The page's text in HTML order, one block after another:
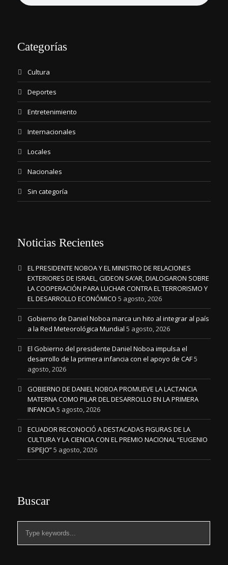
Categorías
Cultura
Deportes
Entretenimiento
Internacionales
Locales
Nacionales
Sin categoría
Noticias Recientes
EL PRESIDENTE NOBOA Y EL MINISTRO DE RELACIONES
EXTERIORES DE ISRAEL, GIDEON SA’AR, DIALOGARON SOBRE
LA COOPERACIÓN PARA LUCHAR CONTRA EL TERRORISMO Y
EL DESARROLLO ECONÓMICO 5 agosto, 2026
Gobierno de Daniel Noboa marca un hito al integrar al país
a la Red Meteorológica Mundial 5 agosto, 2026
El Gobierno del presidente Daniel Noboa impulsa el
desarrollo de la primera infancia con el apoyo de CAF5
agosto, 2026
GOBIERNO DE DANIEL NOBOA PROMUEVE LA LACTANCIA
MATERNA COMO PILAR DEL DESARROLLO EN LA PRIMERA
INFANCIA5 agosto, 2026
ECUADOR RECONOCIÓ A DESTACADAS FIGURAS DE LA
CULTURA Y LA CIENCIA CON EL PREMIO NACIONAL “EUGENIO
ESPEJO”5 agosto, 2026
Buscar